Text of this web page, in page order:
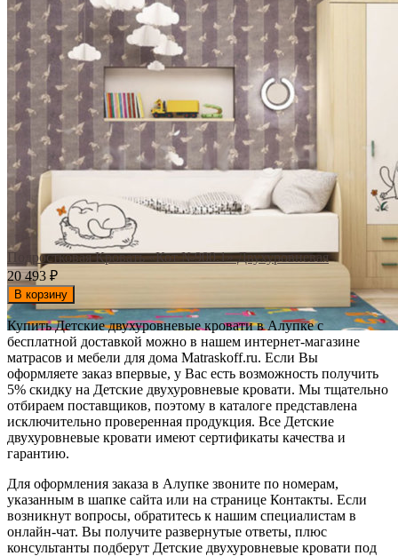
Подростковая Кровать «Кот №900.1» Двухуровневая
20 493 ₽
В корзину
Купить Детские двухуровневые кровати в Алупке с
бесплатной доставкой можно в нашем интернет-магазине
матрасов и мебели для дома Matraskoff.ru. Если Вы
оформляете заказ впервые, у Вас есть возможность получить
5% скидку на Детские двухуровневые кровати. Мы тщательно
отбираем поставщиков, поэтому в каталоге представлена
исключительно проверенная продукция. Все Детские
двухуровневые кровати имеют сертификаты качества и
гарантию.
Для оформления заказа в Алупке звоните по номерам,
указанным в шапке сайта или на странице Контакты. Если
возникнут вопросы, обратитесь к нашим специалистам в
онлайн-чат. Вы получите развернутые ответы, плюс
консультанты подберут Детские двухуровневые кровати под